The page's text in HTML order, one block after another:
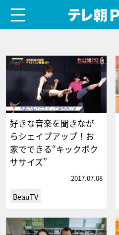
好きな音楽を聞きなが
らシェイプアップ！お
家でできる“キックボク
ササイズ”
2017.07.08
BeauTV